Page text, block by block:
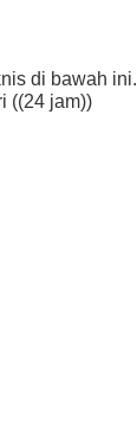
di bawah ini.
((24 jam))